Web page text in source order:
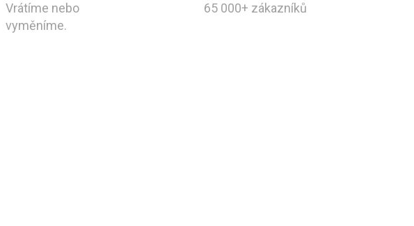
Vrátíme nebo
vyměníme.
65 000+ zákazníků